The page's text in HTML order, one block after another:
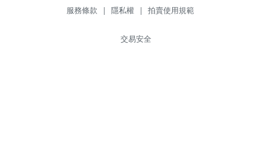
服務條款 | 隱私權 | 拍賣使用規範
交易安全